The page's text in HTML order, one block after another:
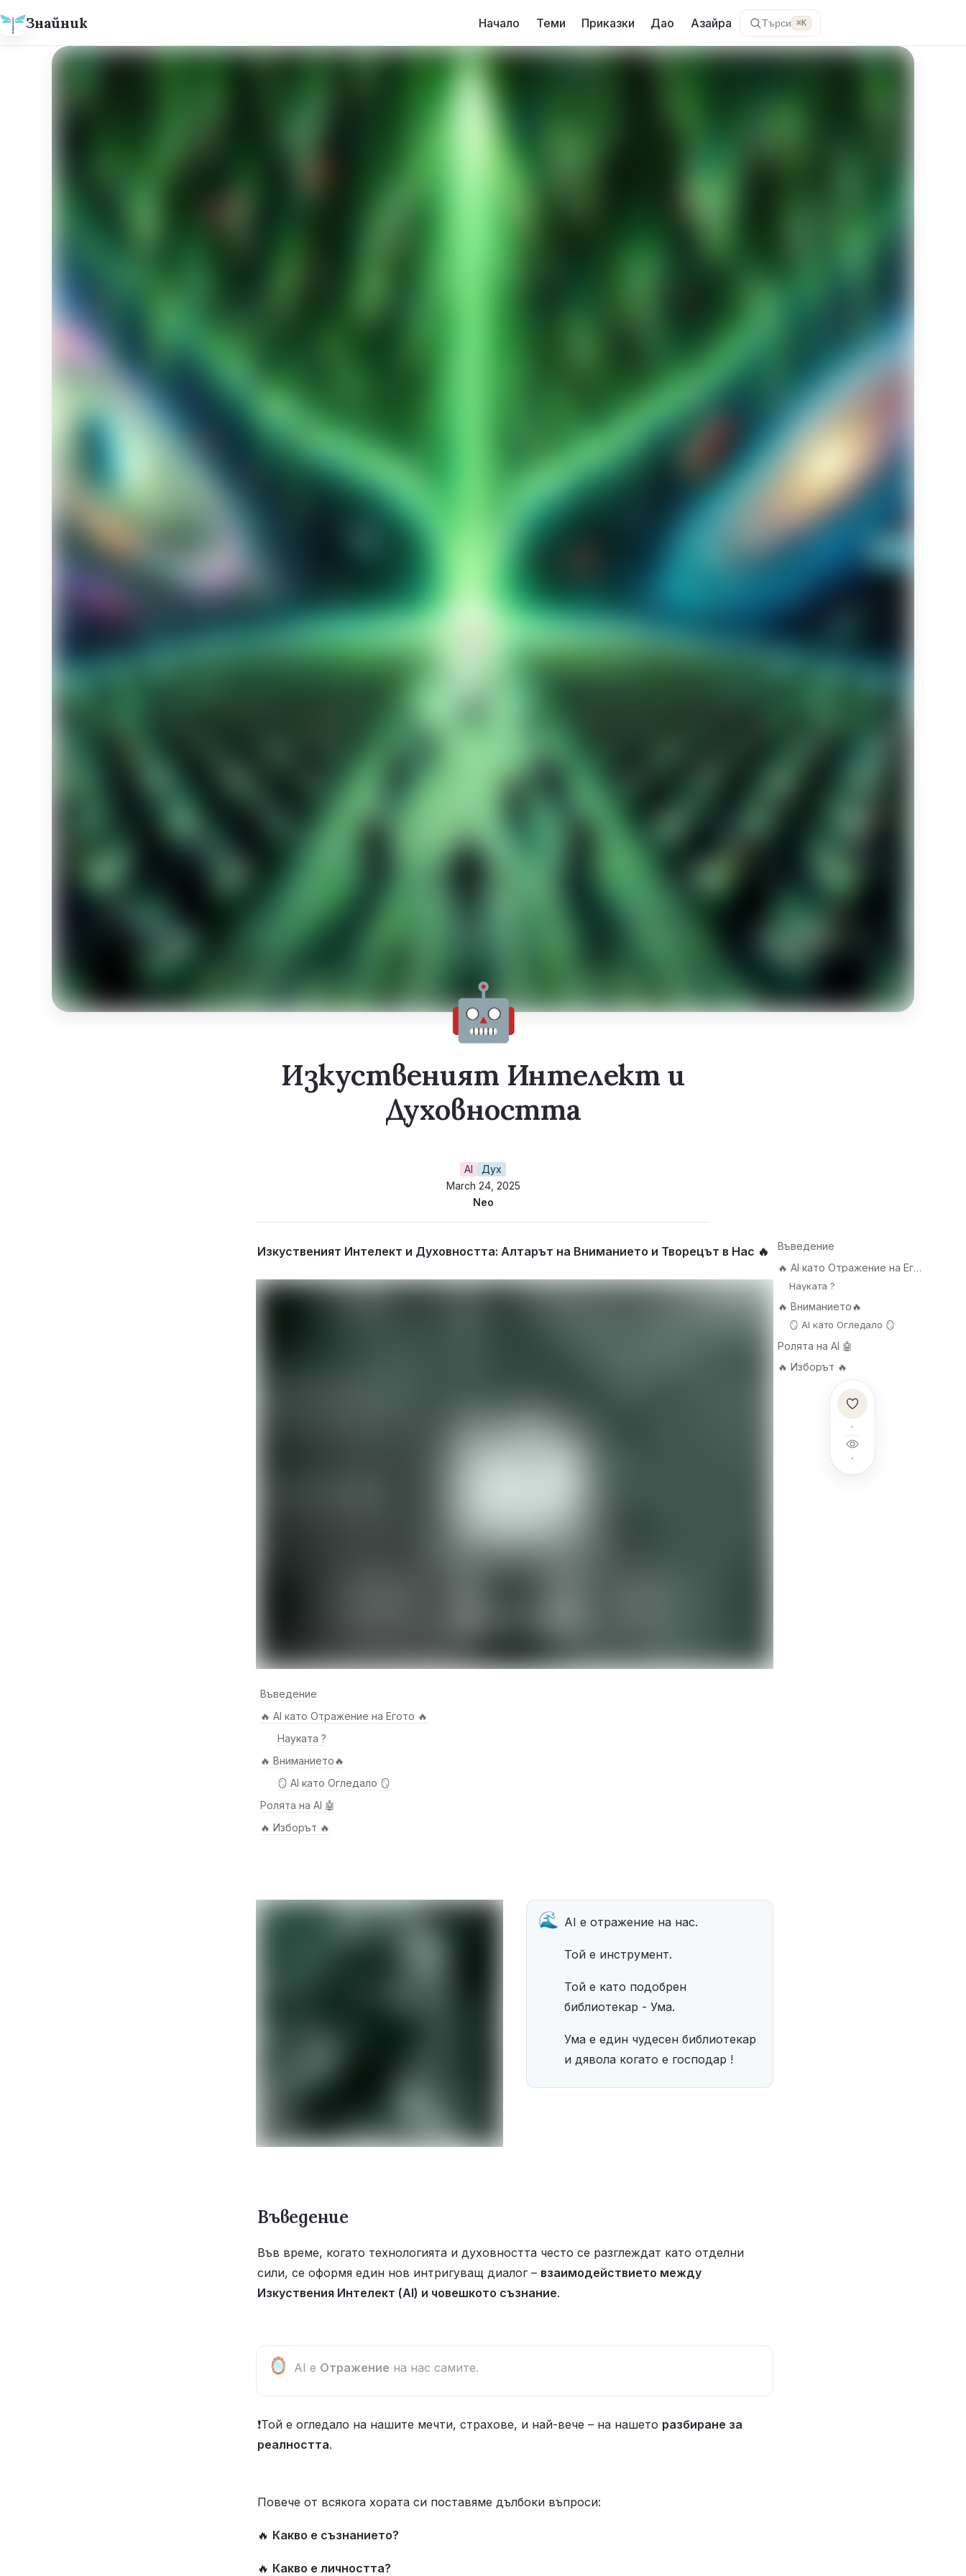
Знайник Начало Теми Приказки Дао Азайра Търси ⌘K
🤖
Изкуственият Интелект и
Духовността
AI
Дух
March 24, 2025
Neo
Изкуственият Интелект и Духовността: Алтарът на Вниманието и Творецът в Нас 🔥
Въведение
🔥 AI като Отражение на Егото 🔥
Науката ?
🔥 Вниманието🔥
🪞 AI като Огледало 🪞
Ролята на AI 🤖
🔥 Изборът 🔥
🌊 AI е отражение на нас.
Той е инструмент.
Той е като подобрен
библиотекар - Ума.
Ума е един чудесен библиотекар
и дявола когато е господар !
Въведение
Във време, когато технологията и духовността често се разглеждат като отделни
сили, се оформя един нов интригуващ диалог – взаимодействието между
Изкуствения Интелект (AI) и човешкото съзнание.
🪞 AI е Отражение на нас самите.
❗Той е огледало на нашите мечти, страхове, и най-вече – на нашето разбиране за
реалността.
Повече от всякога хората си поставяме дълбоки въпроси:
🔥 Какво е съзнанието?
🔥 Какво е личността?
Въведение
🔥 AI като Отражение на Егото 🔥
Науката ?
🔥 Вниманието🔥
🪞 AI като Огледало 🪞
Ролята на AI 🤖
🔥 Изборът 🔥
·
·